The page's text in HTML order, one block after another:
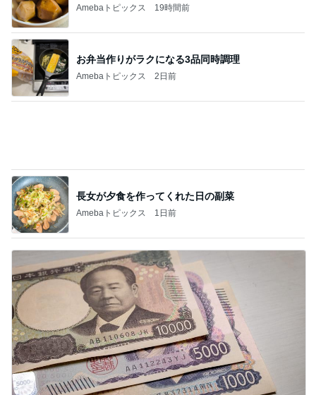
Amebaトピックス 2日前
長女が夕食を作ってくれた日の副菜
Amebaトピックス 1日前
評価損益がマイナスから2000円
Amebaトピックス 1日前
記事を読む
塩を強めにするもずく豚しゃぶ